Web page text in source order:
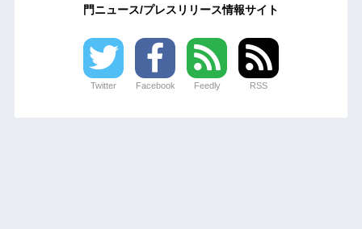
門ニュース/プレスリリース情報サイト
Twitter Facebook Feedly RSS